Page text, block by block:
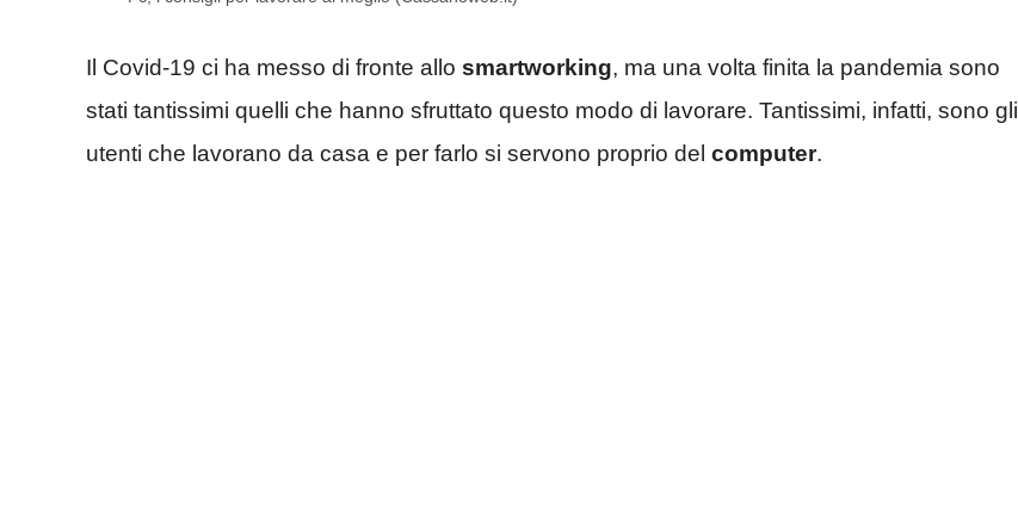
Il Covid-19 ci ha messo di fronte allo smartworking, ma una volta finita la pandemia sono
stati tantissimi quelli che hanno sfruttato questo modo di lavorare. Tantissimi, infatti, sono gli
utenti che lavorano da casa e per farlo si servono proprio del computer.